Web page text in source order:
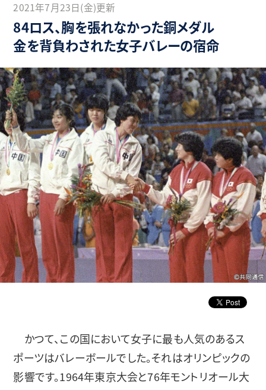
2021年7月23日(金)更新
84ロス、胸を張れなかった銅メダル
金を背負わされた女子バレーの宿命
かつて、この国において女子に最も人気のあるス
ポーツはバレーボールでした。それはオリンピックの
影響です。1964年東京大会と76年モントリオール大